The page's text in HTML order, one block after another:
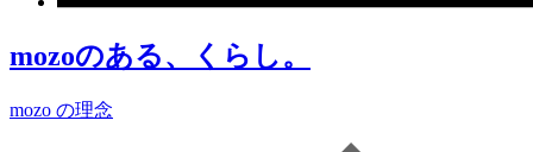
mozoのある、くらし。
mozo の理念